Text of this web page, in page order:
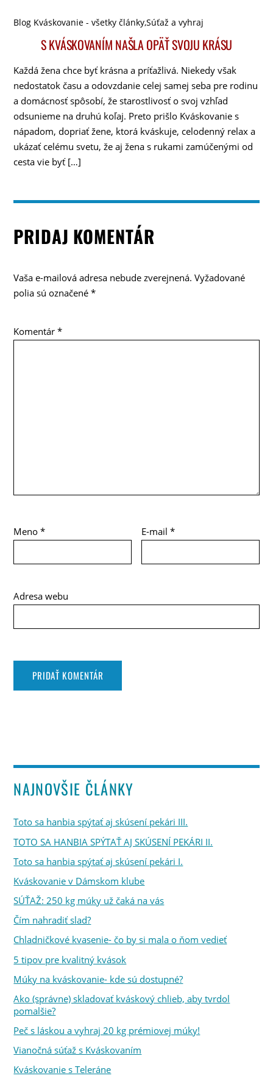
Blog Kváskovanie - všetky články,Súťaž a vyhraj
S KVÁSKOVANÍM NAŠLA OPÄŤ SVOJU KRÁSU
Každá žena chce byť krásna a príťažlivá. Niekedy však
nedostatok času a odovzdanie celej samej seba pre rodinu
a domácnosť spôsobí, že starostlivosť o svoj vzhľad
odsunieme na druhú koľaj. Preto prišlo Kváskovanie s
nápadom, dopriať žene, ktorá kváskuje, celodenný relax a
ukázať celému svetu, že aj žena s rukami zamúčenými od
cesta vie byť […]
PRIDAJ KOMENTÁR
Vaša e-mailová adresa nebude zverejnená. Vyžadované
polia sú označené*
Komentár*
Meno* E-mail*
Adresa webu
NAJNOVŠIE ČLÁNKY
Toto sa hanbia spýtať aj skúsení pekári III.
TOTO SA HANBIA SPÝTAŤ AJ SKÚSENÍ PEKÁRI II.
Toto sa hanbia spýtať aj skúsení pekári I.
Kváskovanie v Dámskom klube
SÚŤAŽ: 250 kg múky už čaká na vás
Čím nahradiť slad?
Chladničkové kvasenie- čo by si mala o ňom vedieť
5 tipov pre kvalitný kvások
Múky na kváskovanie- kde sú dostupné?
Ako (správne) skladovať kváskový chlieb, aby tvrdol
pomalšie?
Peč s láskou a vyhraj 20 kg prémiovej múky!
Vianočná súťaž s Kváskovaním
Kváskovanie s Teleráne